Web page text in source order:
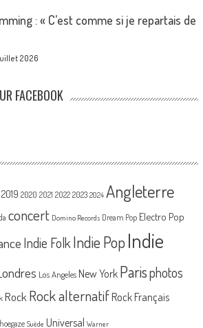
: « C’est comme si je repartais de
2026
FACEBOOK
2019 2020 2021 2022 2023 2024 Angleterre
concert Domino Records Dream Pop Electro Pop
Indie FolkIndie PopIndie
Los Angeles New York Parisphotos
Rock Rock alternatif Rock Français
Suède Universal Warner